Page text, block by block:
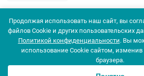
Популярные
© 1994 — 2026 ООО
Политика
Согласие на обработку
Согласие
Продолжая использовать наш сайт, вы
файлов Cookie и других пользовательских
Политикой конфиденциальности. Вы
использование Cookie сайтом,
браузера.